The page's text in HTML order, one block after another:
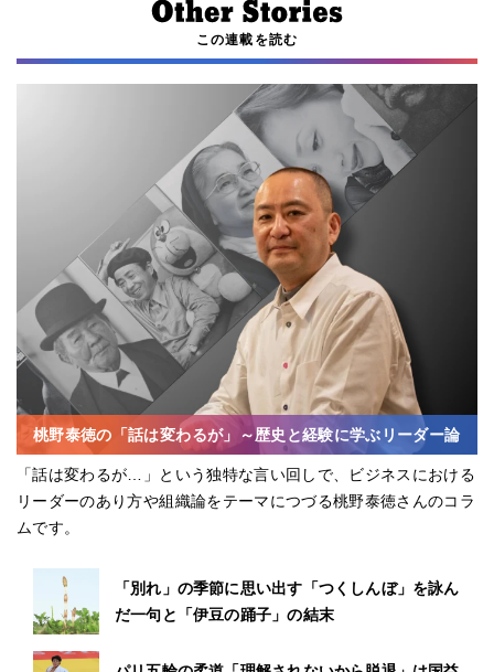
この連載を読む
桃野泰徳の「話は変わるが」～歴史と経験に学ぶリーダー論
「話は変わるが…」という独特な言い回しで、ビジネスにおける
リーダーのあり方や組織論をテーマにつづる桃野泰徳さんのコラ
ムです。
「別れ」の季節に思い出す「つくしんぼ」を詠ん
だ一句と「伊豆の踊子」の結末